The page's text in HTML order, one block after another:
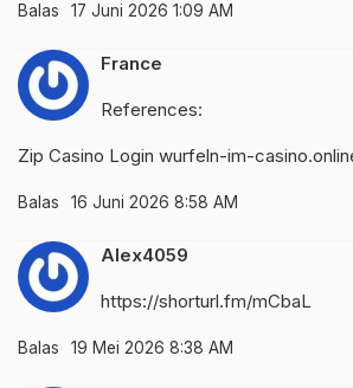
Balas 17 Juni 2026 1:09 AM
France
References:
Zip Casino Login wurfeln-im-
Balas 16 Juni 2026 8:58 AM
Alex4059
https://shorturl.fm/mCbaL
Balas 19 Mei 2026 8:38 AM